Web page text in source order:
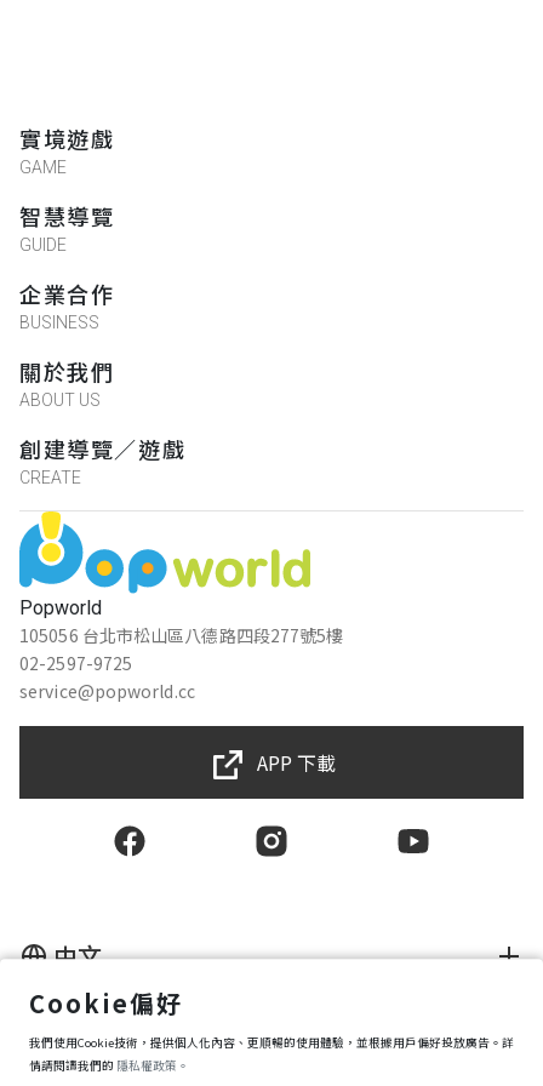
陳小翼
2021-04-18 09:50:53
2021-04-18 09:49:22
賴小珍
2021-04-15 19:31:38 ★★★★★
恩恩恩恩恩
陳古巾
2021-04-12 10:59:59 ★★★★★
Popworld
105056 台北市松山區八德路四段277號5樓
02-2597-9725
service@popworld.cc
實境遊戲
GAME
智慧導覽
GUIDE
企業合作
BUSINESS
關於我們
ABOUT US
創建導覽／遊戲
CREATE
APP 下載
隱私權保護政策
資訊安全政策
中文
Cookie偏好
我們使用Cookie技術，提供個人化內容、更順暢的使用體驗，並根據用戶偏好投放廣告。詳
情請閱讀我們的 隱私權政策。